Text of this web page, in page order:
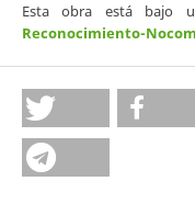
Esta obra está bajo
Reconocimiento-